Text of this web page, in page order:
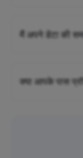
मैं अपने डेटा की
क्या आपके पास